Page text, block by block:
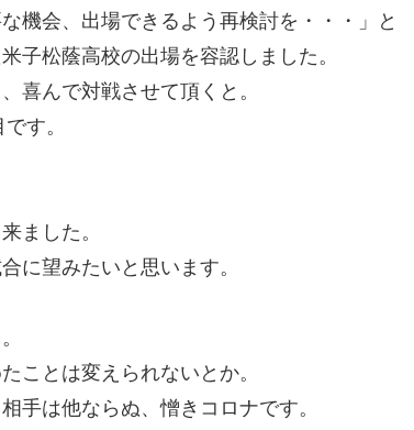
機会、出場できるよう再検討を・・・」と
子松蔭高校の出場を容認しました。
喜んで対戦させて頂くと。
す。
ました。
に望みたいと思います。
ことは変えられないとか。
手は他ならぬ、憎きコロナです。